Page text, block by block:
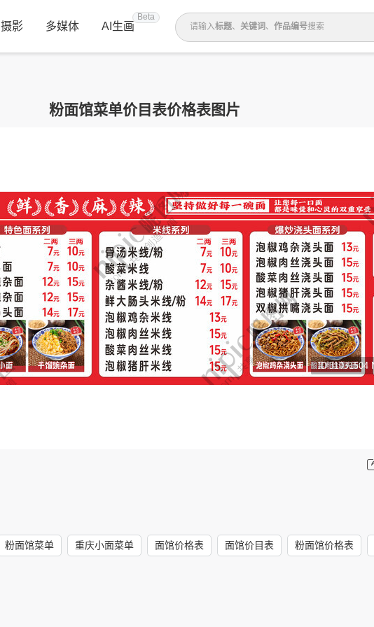
摄影 多媒体 AI生画
Beta
请输入标题、 关键词 、 作品编号搜索
粉面馆菜单价目表价格表图片
粉面馆菜单 重庆小面菜单 面馆价格表 面馆价目表 粉面馆价格表